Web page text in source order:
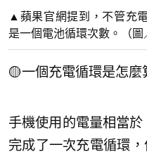
▲蘋果官網提到，不管充
是一個電池循環次數。（圖
🟡一個充電循環是怎麼
手機使用的電量相當
完成了一次充電循環